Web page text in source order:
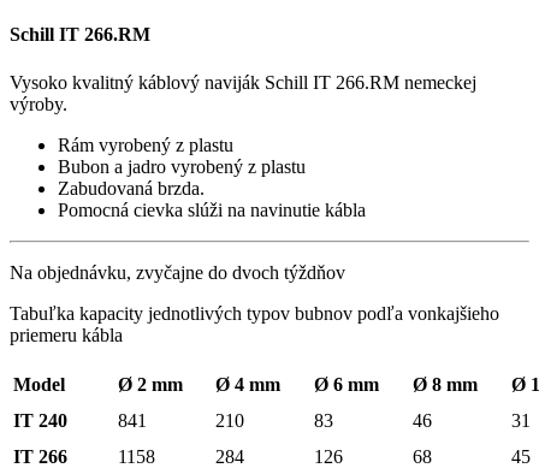
Schill IT 266.RM
Vysoko kvalitný káblový naviják Schill IT 266.RM nemeckej
výroby.
Rám vyrobený z plastu
Bubon a jadro vyrobený z plastu
Zabudovaná brzda.
Pomocná cievka slúži na navinutie kábla
Na objednávku, zvyčajne do dvoch týždňov
Tabuľka kapacity jednotlivých typov bubnov podľa vonkajšieho
priemeru kábla
Model Ø 2 mm Ø 4 mm Ø 6 mm Ø 8 mm
Ø
IT 240
841 210 83 46
31
IT 266
1158 284 126 68
45